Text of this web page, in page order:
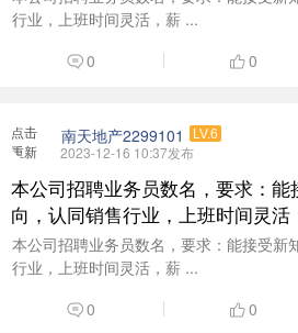
行业，上班时间灵活，薪 ...
0
0
点击
重新
南天地产2299101 LV.6
2023-12-16 10:37发布
本公司招聘业务员数名，要求：
向，认同销售行业，上班时间灵
电咨询了解：18938377999
本公司招聘业务员数名，要求：能接受新
行业，上班时间灵活，薪 ...
0
0